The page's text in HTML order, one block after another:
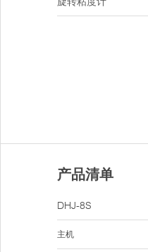
产品清单
DHJ-8S
主机